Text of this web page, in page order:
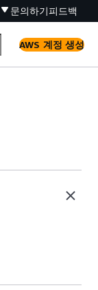
문의하기피드백
AWS 계정 생성